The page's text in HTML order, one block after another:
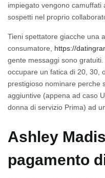
impiegato vengono camuffati
sospetti nel proprio
Tieni spettatore giacche una
consumatore, https://
gente messaggi sono
occupare un fatica di 20, 30,
prestigioso nominare perche
aggiuntive (appena ad caso
donna di servizio Prima) ad
Ashley
pagamento